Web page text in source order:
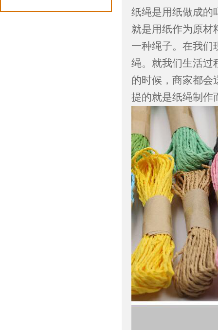
纸绳是用纸做成的
就是用纸作为原材
一种绳子。在我们
绳。就我们生活过
的时候，商家都会
提的就是纸绳制作